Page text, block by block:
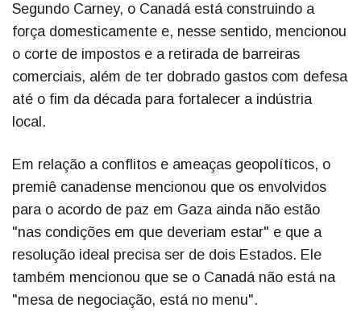
Segundo Carney, o Canadá está construindo a
força domesticamente e, nesse sentido, mencionou
o corte de impostos e a retirada de barreiras
comerciais, além de ter dobrado gastos com defesa
até o fim da década para fortalecer a indústria
local.
Em relação a conflitos e ameaças geopolíticos, o
premiê canadense mencionou que os envolvidos
para o acordo de paz em Gaza ainda não estão
"nas condições em que deveriam estar" e que a
resolução ideal precisa ser de dois Estados. Ele
também mencionou que se o Canadá não está na
"mesa de negociação, está no menu".